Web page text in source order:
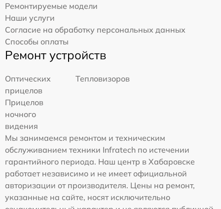
Ремонтируемые модели
Наши услуги
Согласие на обработку персональных данных
Способы оплаты
Ремонт устройств
Оптических
прицелов
Тепловизоров
Прицелов
ночного
видения
Мы занимаемся ремонтом и техническим
обслуживанием техники Infratech по истечении
гарантийного периода. Наш центр в Хабаровске
работает независимо и не имеет официальной
авторизации от производителя. Цены на ремонт,
указанные на сайте, носят исключительно